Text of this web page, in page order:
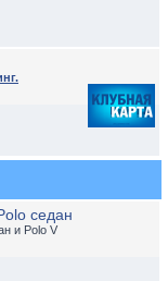
седан
и Polo V